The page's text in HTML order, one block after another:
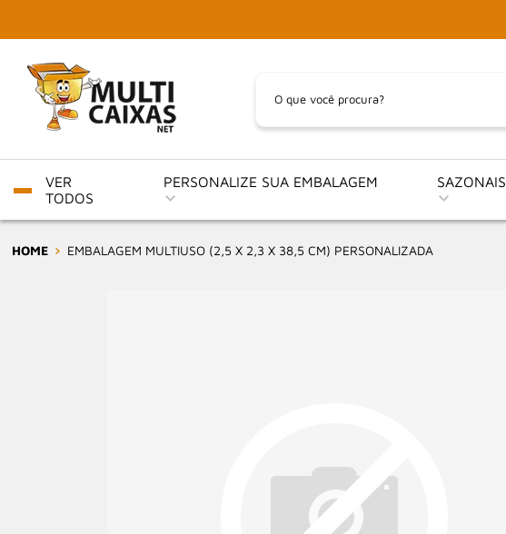
VER
TODOS
PERSONALIZE SUA EMBALAGEM SAZONAIS
HOME EMBALAGEM MULTIUSO (2,5 X 2,3 X 38,5 CM) PERSONALIZADA